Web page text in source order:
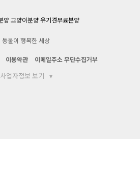
동물이 행복한 세상
이용약관 이메일주소 무단수집거부
사업자정보 보기 ▾